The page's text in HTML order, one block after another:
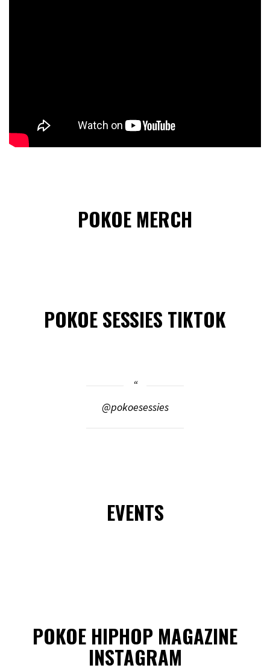
POKOE MERCH
POKOE SESSIES TIKTOK
@pokoesessies
EVENTS
POKOE HIPHOP MAGAZINE
INSTAGRAM